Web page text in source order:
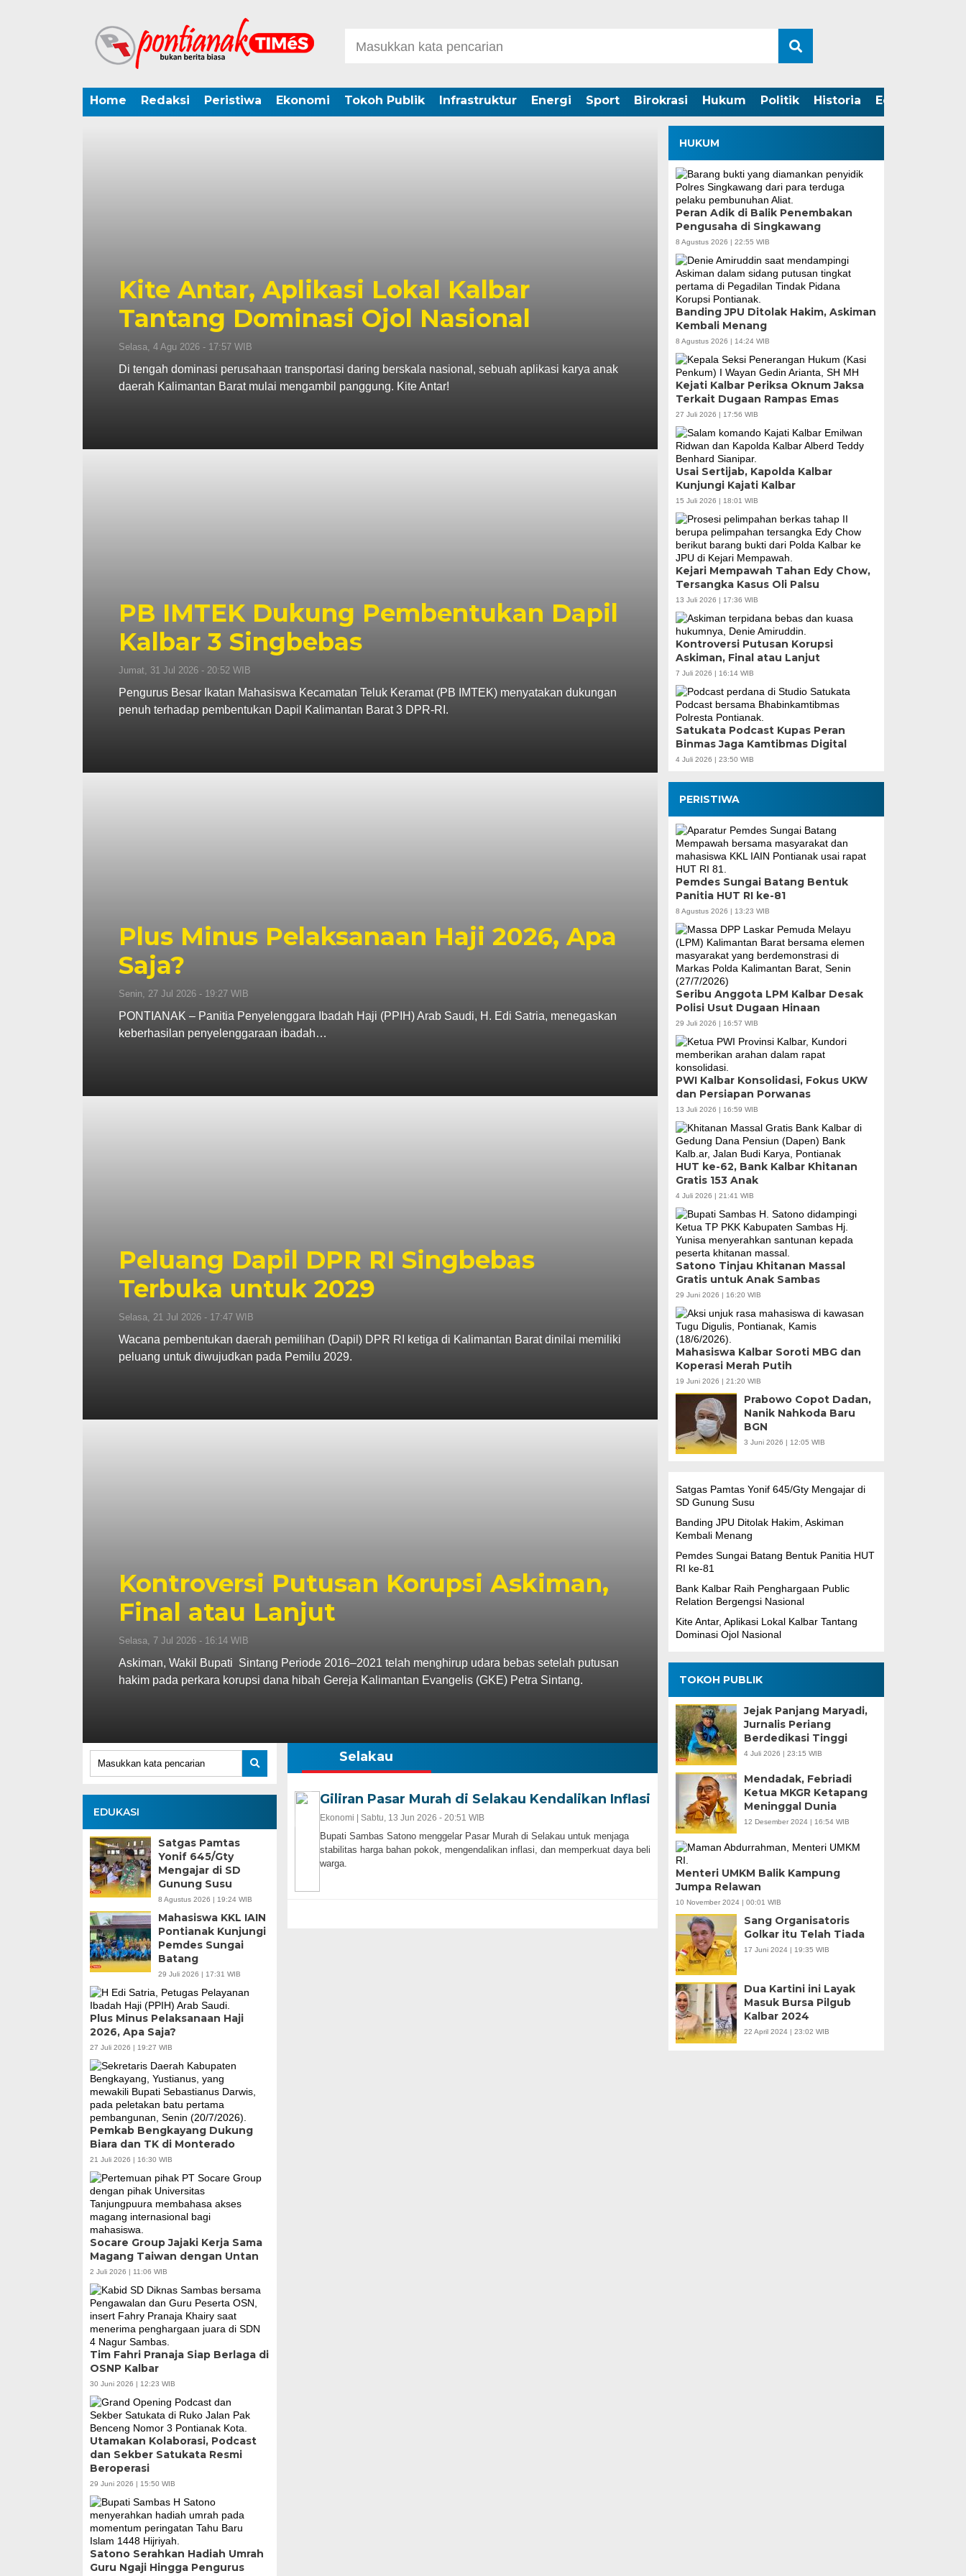
Home Redaksi Peristiwa Ekonomi Tokoh Publik Infrastruktur Energi Sport Birokrasi Hukum Politik Historia Edukasi
Kite Antar, Aplikasi Lokal Kalbar
Tantang Dominasi Ojol Nasional
Selasa, 4 Agu 2026 - 17:57 WIB
Di tengah dominasi perusahaan transportasi daring berskala nasional, sebuah aplikasi karya anak
daerah Kalimantan Barat mulai mengambil panggung. Kite Antar!
PB IMTEK Dukung Pembentukan Dapil
Kalbar 3 Singbebas
Jumat, 31 Jul 2026 - 20:52 WIB
Pengurus Besar Ikatan Mahasiswa Kecamatan Teluk Keramat (PB IMTEK) menyatakan dukungan
penuh terhadap pembentukan Dapil Kalimantan Barat 3 DPR-RI.
Plus Minus Pelaksanaan Haji 2026, Apa
Saja?
Senin, 27 Jul 2026 - 19:27 WIB
PONTIANAK – Panitia Penyelenggara Ibadah Haji (PPIH) Arab Saudi, H. Edi Satria, menegaskan
keberhasilan penyelenggaraan ibadah…
Peluang Dapil DPR RI Singbebas
Terbuka untuk 2029
Selasa, 21 Jul 2026 - 17:47 WIB
Wacana pembentukan daerah pemilihan (Dapil) DPR RI ketiga di Kalimantan Barat dinilai memiliki
peluang untuk diwujudkan pada Pemilu 2029.
Kontroversi Putusan Korupsi Askiman,
Final atau Lanjut
Selasa, 7 Jul 2026 - 16:14 WIB
Askiman, Wakil Bupati Sintang Periode 2016–2021 telah menghirup udara bebas setelah putusan
hakim pada perkara korupsi dana hibah Gereja Kalimantan Evangelis (GKE) Petra Sintang.
EDUKASI
Satgas Pamtas
Yonif 645/Gty
Mengajar di SD
Gunung Susu
8 Agustus 2026 | 19:24 WIB
Mahasiswa KKL IAIN
Pontianak Kunjungi
Pemdes Sungai
Batang
29 Juli 2026 | 17:31 WIB
Plus Minus Pelaksanaan Haji
2026, Apa Saja?
27 Juli 2026 | 19:27 WIB
Pemkab Bengkayang Dukung
Biara dan TK di Monterado
21 Juli 2026 | 16:30 WIB
Socare Group Jajaki Kerja Sama
Magang Taiwan dengan Untan
2 Juli 2026 | 11:06 WIB
Tim Fahri Pranaja Siap Berlaga di
OSNP Kalbar
30 Juni 2026 | 12:23 WIB
Utamakan Kolaborasi, Podcast
dan Sekber Satukata Resmi
Beroperasi
29 Juni 2026 | 15:50 WIB
Satono Serahkan Hadiah Umrah
Guru Ngaji Hingga Pengurus
Selakau
Giliran Pasar Murah di Selakau Kendalikan Inflasi
Ekonomi | Sabtu, 13 Jun 2026 - 20:51 WIB
Bupati Sambas Satono menggelar Pasar Murah di Selakau untuk menjaga
stabilitas harga bahan pokok, mengendalikan inflasi, dan memperkuat daya beli
warga.
HUKUM
Peran Adik di Balik Penembakan
Pengusaha di Singkawang
8 Agustus 2026 | 22:55 WIB
Banding JPU Ditolak Hakim, Askiman
Kembali Menang
8 Agustus 2026 | 14:24 WIB
Kejati Kalbar Periksa Oknum Jaksa
Terkait Dugaan Rampas Emas
27 Juli 2026 | 17:56 WIB
Usai Sertijab, Kapolda Kalbar
Kunjungi Kajati Kalbar
15 Juli 2026 | 18:01 WIB
Kejari Mempawah Tahan Edy Chow,
Tersangka Kasus Oli Palsu
13 Juli 2026 | 17:36 WIB
Kontroversi Putusan Korupsi
Askiman, Final atau Lanjut
7 Juli 2026 | 16:14 WIB
Satukata Podcast Kupas Peran
Binmas Jaga Kamtibmas Digital
4 Juli 2026 | 23:50 WIB
PERISTIWA
Pemdes Sungai Batang Bentuk
Panitia HUT RI ke-81
8 Agustus 2026 | 13:23 WIB
Seribu Anggota LPM Kalbar Desak
Polisi Usut Dugaan Hinaan
29 Juli 2026 | 16:57 WIB
PWI Kalbar Konsolidasi, Fokus UKW
dan Persiapan Porwanas
13 Juli 2026 | 16:59 WIB
HUT ke-62, Bank Kalbar Khitanan
Gratis 153 Anak
4 Juli 2026 | 21:41 WIB
Satono Tinjau Khitanan Massal
Gratis untuk Anak Sambas
29 Juni 2026 | 16:20 WIB
Mahasiswa Kalbar Soroti MBG dan
Koperasi Merah Putih
19 Juni 2026 | 21:20 WIB
Prabowo Copot Dadan,
Nanik Nahkoda Baru
BGN
3 Juni 2026 | 12:05 WIB
Satgas Pamtas Yonif 645/Gty Mengajar di
SD Gunung Susu
Banding JPU Ditolak Hakim, Askiman
Kembali Menang
Pemdes Sungai Batang Bentuk Panitia HUT
RI ke-81
Bank Kalbar Raih Penghargaan Public
Relation Bergengsi Nasional
Kite Antar, Aplikasi Lokal Kalbar Tantang
Dominasi Ojol Nasional
TOKOH PUBLIK
Jejak Panjang Maryadi,
Jurnalis Periang
Berdedikasi Tinggi
4 Juli 2026 | 23:15 WIB
Mendadak, Febriadi
Ketua MKGR Ketapang
Meninggal Dunia
12 Desember 2024 | 16:54 WIB
Menteri UMKM Balik Kampung
Jumpa Relawan
10 November 2024 | 00:01 WIB
Sang Organisatoris
Golkar itu Telah Tiada
17 Juni 2024 | 19:35 WIB
Dua Kartini ini Layak
Masuk Bursa Pilgub
Kalbar 2024
22 April 2024 | 23:02 WIB